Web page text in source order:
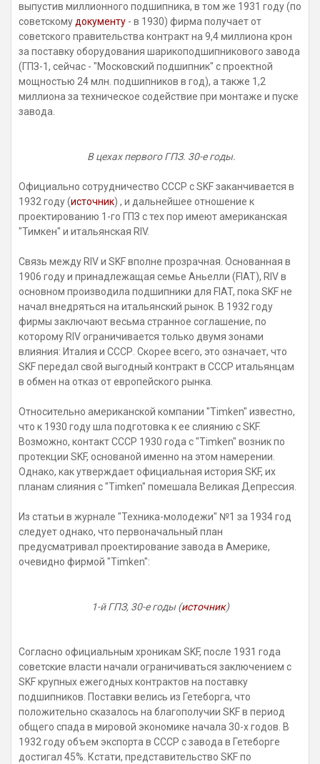
выпустив миллионного подшипника, в том же 1931 году (по
советскому документу - в 1930) фирма получает от
советского правительства контракт на 9,4 миллиона крон
за поставку оборудования шарикоподшипникового завода
(ГПЗ-1, сейчас - "Московский подшипник" с проектной
мощностью 24 млн. подшипников в год), а также 1,2
миллиона за техническое содействие при монтаже и пуске
завода.
В цехах первого ГПЗ. 30-е годы.
Официально сотрудничество СССР с SKF заканчивается в
1932 году (источник) , и дальнейшее отношение к
проектированию 1-го ГПЗ с тех пор имеют американская
"Тимкен" и итальянская RIV.
Связь между RIV и SKF вполне прозрачная. Основанная в
1906 году и принадлежащая семье Аньелли (FIAT), RIV в
основном производила подшипники для FIAT, пока SKF не
начал внедряться на итальянский рынок. В 1932 году
фирмы заключают весьма странное соглашение, по
которому RIV ограничивается только двумя зонами
влияния: Италия и СССР. Скорее всего, это означает, что
SKF передал свой выгодный контракт в СССР итальянцам
в обмен на отказ от европейского рынка.
Относительно американской компании "Timken" известно,
что к 1930 году шла подготовка к ее слиянию с SKF.
Возможно, контакт СССР 1930 года с "Timken" возник по
протекции SKF, основаной именно на этом намерении.
Однако, как утверждает официальная история SKF, их
планам слияния с "Timken" помешала Великая Депрессия.
Из статьи в журнале "Техника-молодежи" №1 за 1934 год
следует однако, что первоначальный план
предусматривал проектирование завода в Америке,
очевидно фирмой "Timken":
1-й ГПЗ, 30-е годы (источник)
Согласно официальным хроникам SKF, после 1931 года
советские власти начали ограничиваться заключением с
SKFкрупных ежегодных контрактов на поставку
подшипников. Поставки велись из Гетеборга, что
положительно сказалось на благополучии SKF в период
общего спада в мировой экономике начала 30-х годов. В
1932 году объем экспорта в СССР с завода в Гетеборге
достигал 45%. Кстати, представительство SKFпо